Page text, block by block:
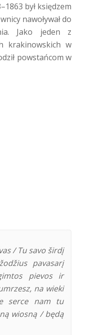
był księdzem
nawoływał do
Jako jeden z
krakinowskich w
powstańcom w
/ Tu savo širdį
pavasarį
pievos ir
na wieki
serce nam tu
wiosną / będą